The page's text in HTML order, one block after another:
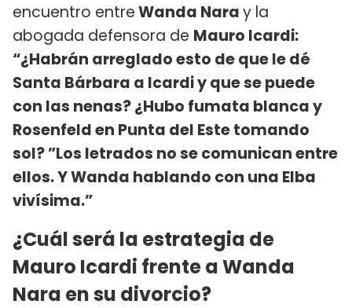
encuentro entreWanda Naray la
abogada defensora de Mauro Icardi:
“¿Habrán arreglado esto de que le dé
Santa Bárbara a Icardi y que se puede
con las nenas? ¿Hubo fumata blanca y
Rosenfeld en Punta del Este tomando
sol? ”Los letrados no se comunican entre
ellos. Y Wanda hablando con una Elba
vivísima.”
¿Cuál será la estrategia de
Mauro Icardi frente a Wanda
Nara en su divorcio?